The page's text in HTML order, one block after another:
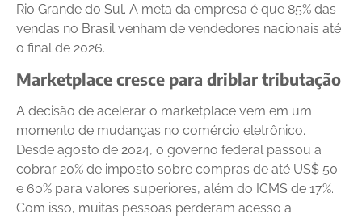
Rio Grande do Sul. A meta da empresa é que 85% das
vendas no Brasil venham de vendedores nacionais até
o final de 2026.
Marketplace cresce para driblar tributação
A decisão de acelerar o marketplace vem em um
momento de mudanças no comércio eletrônico.
Desde agosto de 2024, o governo federal passou a
cobrar 20% de imposto sobre compras de até US$ 50
e 60% para valores superiores, além do ICMS de 17%.
Com isso, muitas pessoas perderam acesso a